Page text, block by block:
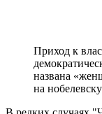
Приход к
названа
на